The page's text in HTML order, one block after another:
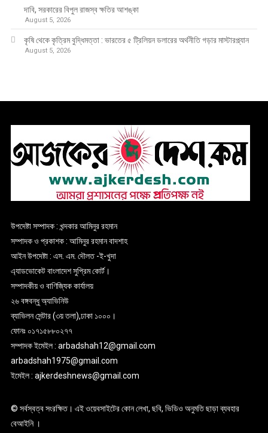
দাবি, সরকারের বিপুল রাজস্ব ক্ষতির আশঙ্কা
August 5, 2026
কৃষি থেকে কৃত্রিম বুদ্ধিমত্তা : ভারতের ৫ ট্রিলিয়ন ডলারের অর্থনীতি গড়ার মাস্টারপ্ল্যান
August 5, 2026
উপদেষ্টা সম্পাদক : খন্দকার আমিনুর রহমান
সম্পাদক ও প্রকাশক : আমিনুর রহমান বাদশাহ
আইন উপদেষ্টা : এস. এম. দৌলত -ই-খুদা
এ্যাডভোকেট বাংলাদেশ সুপ্রিম কোর্ট।
সম্পাদকীয় ও বাণিজ্যিক কার্যালয়
২৬ বঙ্গবন্ধু অ্যাভিনিউ
ব্যাভিলন সেন্টার (৩য় তলা),ঢাকা ১০০০।
ফোনঃ ০১৭১৫৮৮০২৭৭
সম্পাদক ইমেইল : arbadshah12@gmail.com
arbadshah1975@gmail.com
ইমেইল : ajkerdeshnews@gmail.com
© সর্বস্বত্ব সংরক্ষিত। এই ওয়েবসাইটের কোন লেখা, ছবি, ভিডিও অনুমতি ছাড়া ব্যবহার
বেআইনি ।